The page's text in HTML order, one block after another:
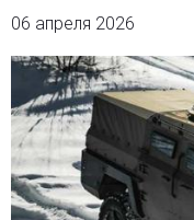
06 апреля 2026